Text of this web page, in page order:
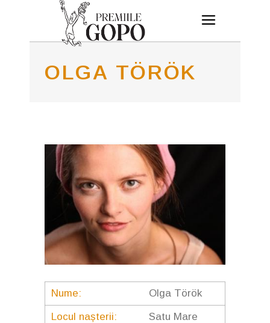
OLGA TÖRÖK
Nume: Olga Török
Locul nașterii: Satu Mare